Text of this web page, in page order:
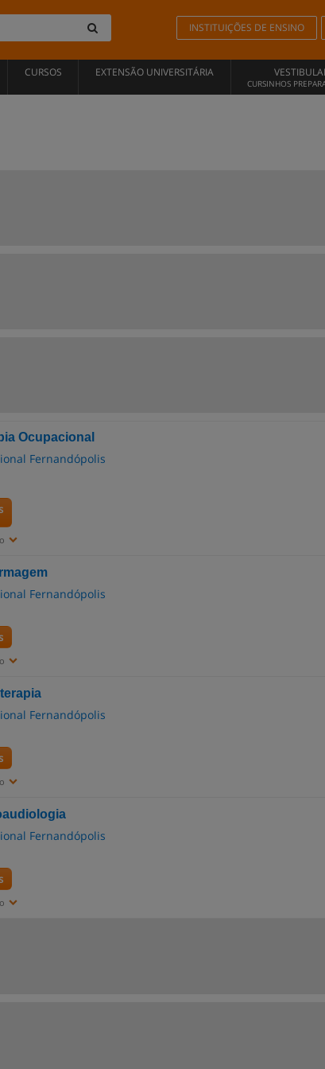
INSTITUIÇÕES DE ENSINO
CURSOS EXTENSÃO UNIVERSITÁRIA
CURSINHOS
Ocupacional
Fernandópolis
Fernandópolis
Fernandópolis
Fernandópolis